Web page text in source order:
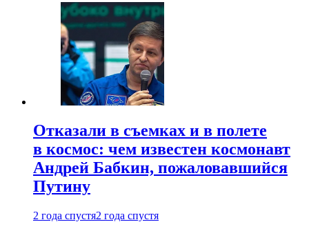
Отказали в съемках и в полете
в космос: чем известен космонавт
Андрей Бабкин, пожаловавшийся
Путину
2 года спустя2 года спустя